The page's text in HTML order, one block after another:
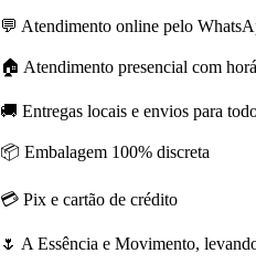
💬 Atendimento online pelo
🏠 Atendimento presencial com
🚚 Entregas locais e envios para
📦 Embalagem 100% discreta
💳 Pix e cartão de crédito
🌷 A Essência e Movimento,